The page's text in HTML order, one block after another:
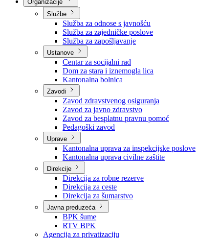
Nadležnosti
Sjednice Vlade
Službe
Služba za odnose s javnošću
Služba za zajedničke poslove
Služba za zapošljavanje
Ustanove
Centar za socijalni rad
Dom za stara i iznemogla lica
Kantonalna bolnica
Zavodi
Zavod zdravstvenog osiguranja
Zavod za javno zdravstvo
Zavod za besplatnu pravnu pomoć
Pedagoški zavod
Uprave
Kantonalna uprava za inspekcijske poslove
Kantonalna uprava civilne zaštite
Direkcije
Direkcija za robne rezerve
Direkcija za ceste
Direkcija za šumarstvo
Javna preduzeća